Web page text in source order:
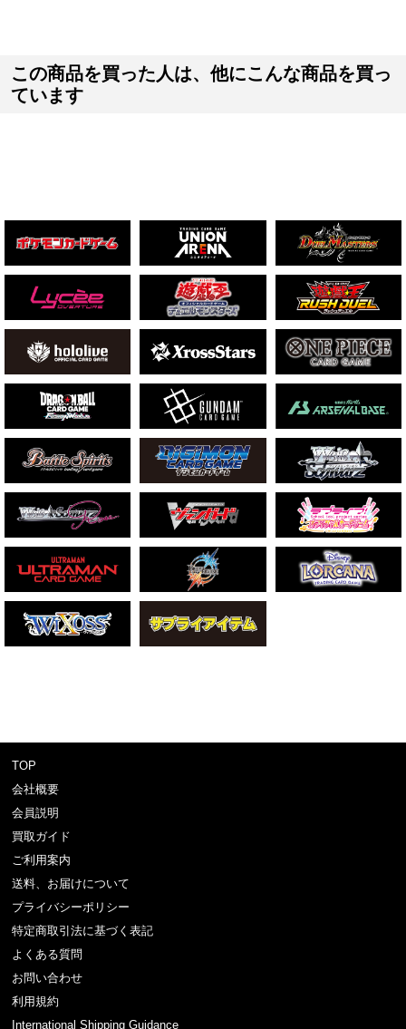
この商品を買った人は、他にこんな商品を買っ
ています
TOP
会社概要
会員説明
買取ガイド
ご利用案内
送料、お届けについて
プライバシーポリシー
特定商取引法に基づく表記
よくある質問
お問い合わせ
利用規約
International Shipping Guidance